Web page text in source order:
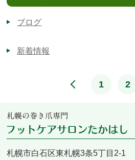
ブログ
新着情報
<
1 2
札幌市白石区東札幌3条5丁目2-1